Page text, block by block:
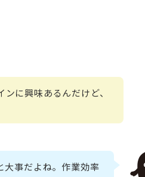
に興味あるんだけど、
大事だよね。作業効率